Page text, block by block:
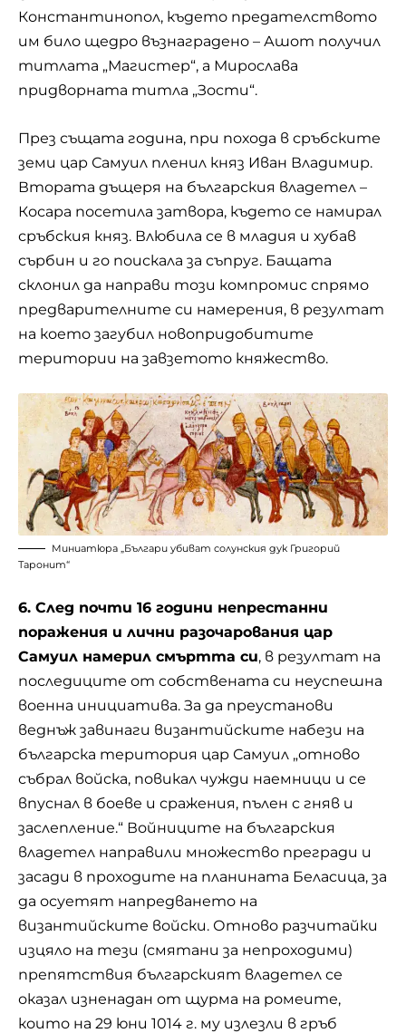
Константинопол, където предателството
им било щедро възнаградено – Ашот получил
титлата „Магистер“, а Мирослава
придворната титла „Зости“.
През същата година, при похода в сръбските
земи цар Самуил пленил княз Иван Владимир.
Втората дъщеря на българския владетел –
Косара посетила затвора, където се намирал
сръбския княз. Влюбила се в младия и хубав
сърбин и го поискала за съпруг. Бащата
склонил да направи този компромис спрямо
предварителните си намерения, в резултат
на което загубил новопридобитите
територии на завзетото княжество.
Миниатюра „Българи убиват солунския дук Григорий
Таронит“
6. След почти 16 години непрестанни
поражения и лични разочарования цар
Самуил намерил смъртта си, в резултат на
последиците от собствената си неуспешна
военна инициатива. За да преустанови
веднъж завинаги византийските набези на
българска територия цар Самуил „отново
събрал войска, повикал чужди наемници и се
впуснал в боеве и сражения, пълен с гняв и
заслепление.“ Войниците на българския
владетел направили множество прегради и
засади в проходите на планината Беласица, за
да осуетят напредването на
византийските войски. Отново разчитайки
изцяло на тези (смятани за непроходими)
препятствия българският владетел се
оказал изненадан от щурма на ромеите,
които на 29 юни 1014 г. му излезли в гръб